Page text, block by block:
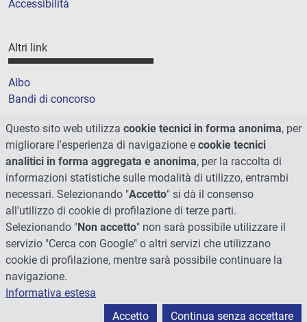
Accessibilità
Altri link
Albo
Bandi di concorso
Amministrazione trasparente
Cookie
Mappa del sito
© 2026 - Università degli Studi di Perugia
Questo sito web utilizza cookie tecnici in forma anonima, per
migliorare l'esperienza di navigazione e cookie tecnici
analitici in forma aggregata e anonima, per la raccolta di
informazioni statistiche sulle modalità di utilizzo, entrambi
necessari. Selezionando "Accetto" si dà il consenso
all'utilizzo di cookie di profilazione di terze parti.
Selezionando "Non accetto" non sarà possibile utilizzare il
servizio "Cerca con Google" o altri servizi che utilizzano
cookie di profilazione, mentre sarà possibile continuare la
navigazione.
Informativa estesa
Accetto
Continua senza accettare